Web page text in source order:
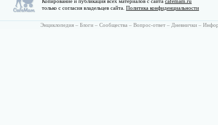
только с согласия владельцев сайта. Политика конфиденциальности
Энциклопедия – Блоги – Сообщества – Вопрос-ответ – Дневнички –